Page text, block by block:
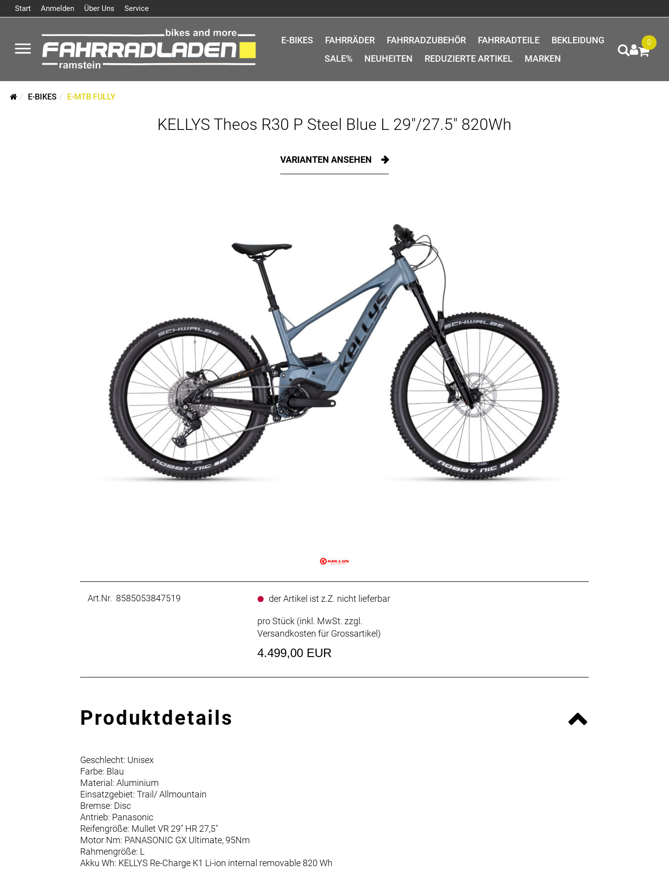
Start Anmelden Über Uns Service
E-BIKES FAHRRÄDER FAHRRADZUBEHÖR FAHRRADTEILE
BEKLEIDUNG
SALE%
NEUHEITEN REDUZIERTE ARTIKEL MARKEN
0
E-BIKES E-MTB FULLY
KELLYS Theos R30 P Steel Blue L 29"/27.5" 820Wh
VARIANTEN ANSEHEN
Art.Nr. 8585053847519 der Artikel ist z.Z. nicht lieferbar
pro Stück (inkl. MwSt. zzgl.
Versandkosten für Grossartikel)
4.499,00 EUR
Produktdetails
Geschlecht: Unisex
Farbe: Blau
Material: Aluminium
Einsatzgebiet: Trail/ Allmountain
Bremse: Disc
Antrieb: Panasonic
Reifengröße: Mullet VR 29" HR 27,5"
Motor Nm: PANASONIC GX Ultimate, 95Nm
Rahmengröße: L
Akku Wh: KELLYS Re-Charge K1 Li-ion internal removable 820 Wh